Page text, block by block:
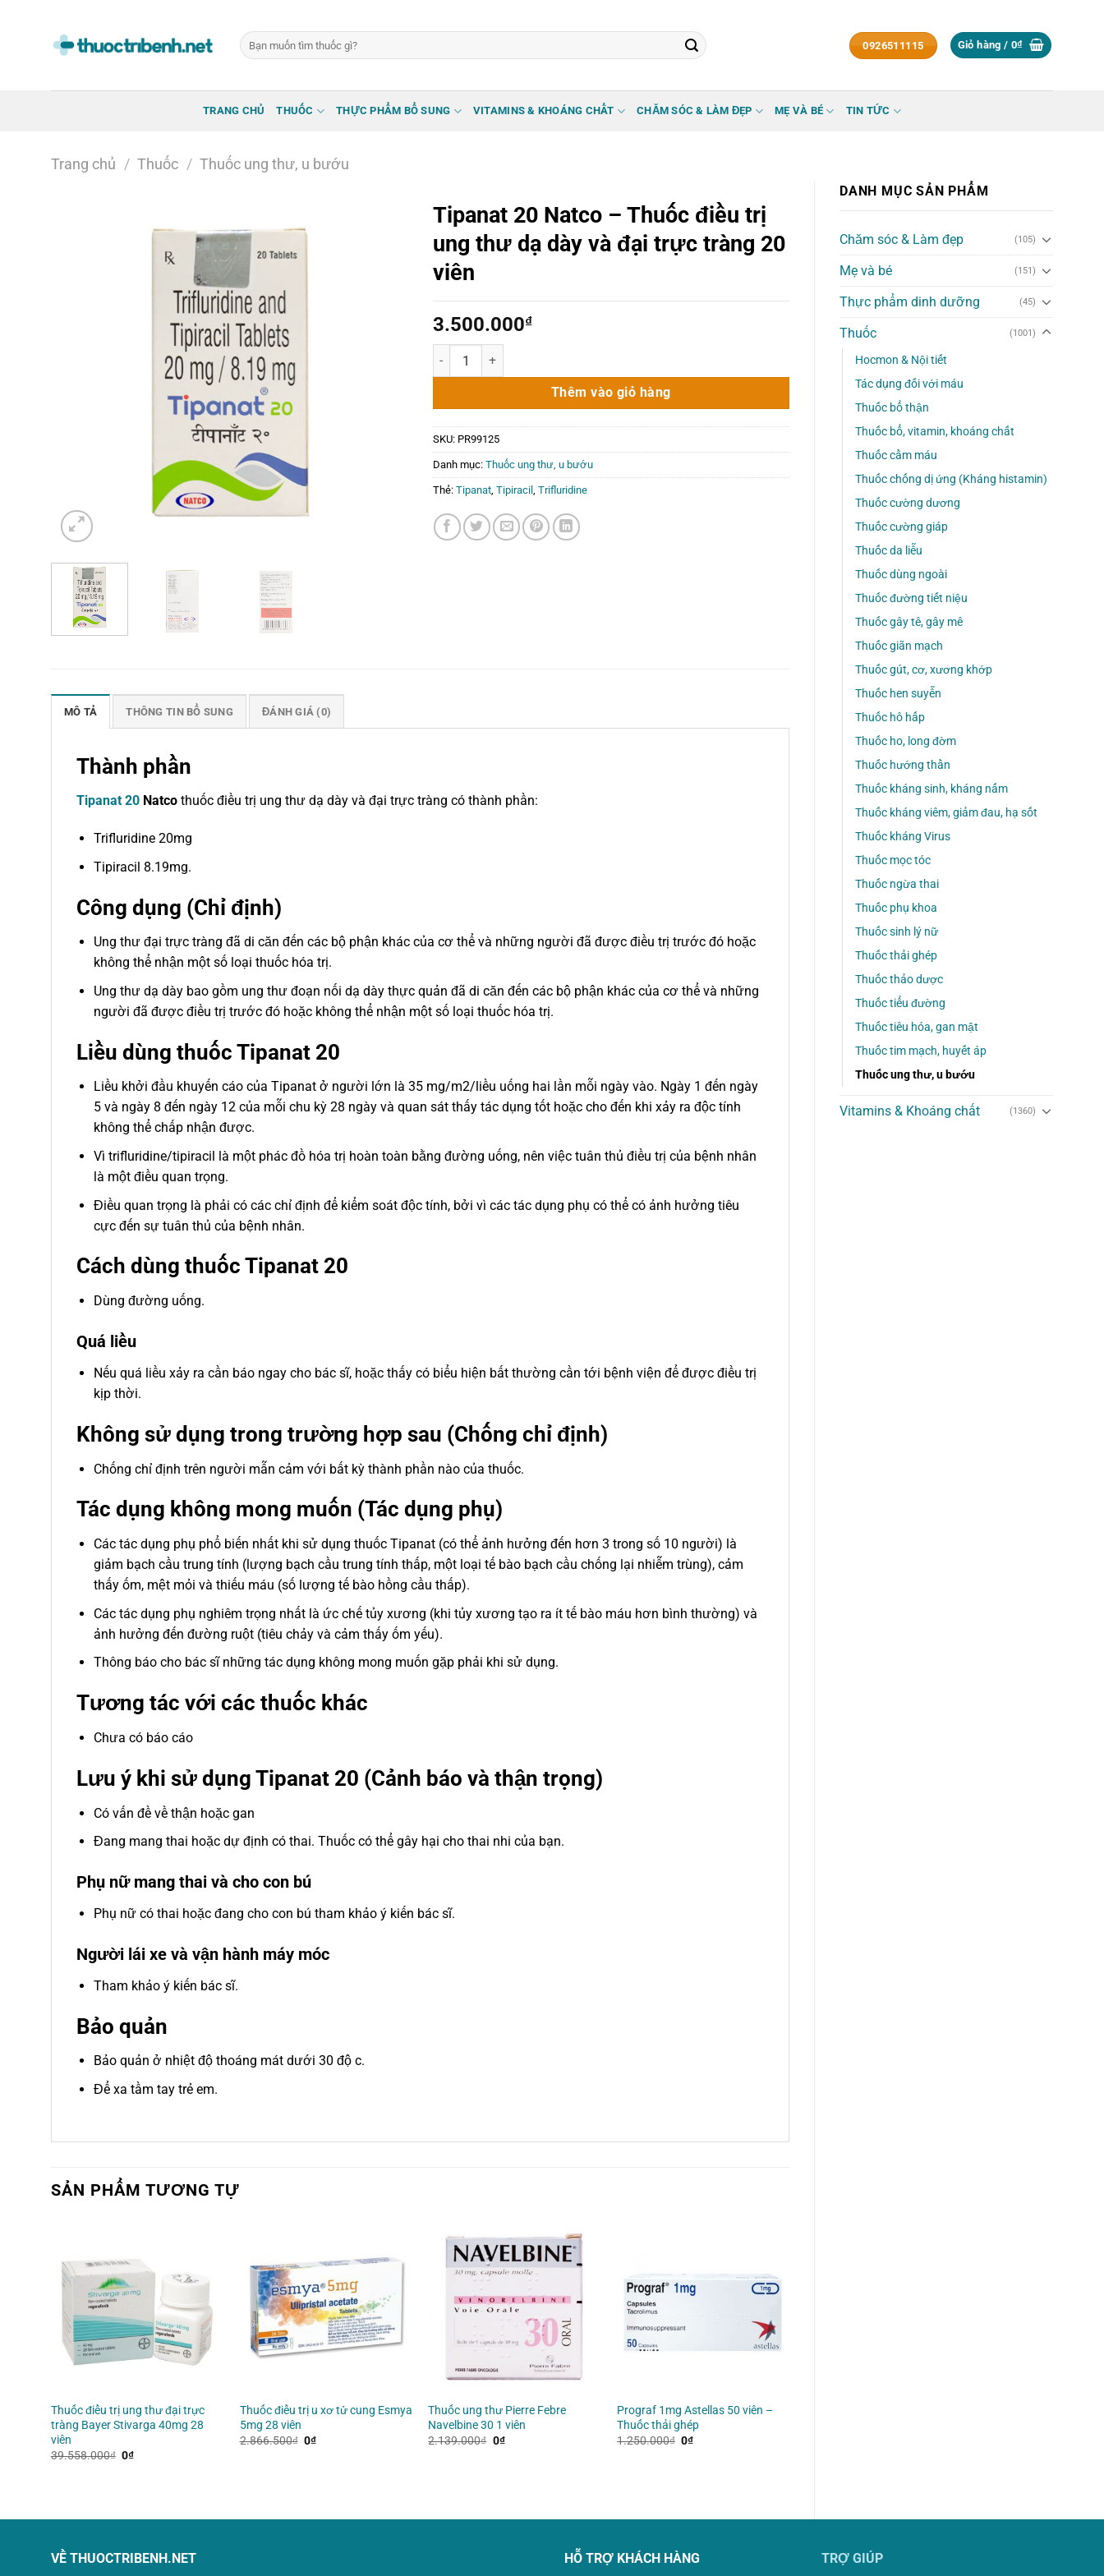
Tìm
kiếm:
0926511115 Giỏ hàng / 0₫
TRANG CHỦ THUỐC THỰC PHẨM BỔ SUNG VITAMINS & KHOÁNG CHẤT CHĂM SÓC & LÀM ĐẸP MẸ VÀ BÉ TIN TỨC
Trang chủ / Thuốc / Thuốc ung thư, u bướu
DANH MỤC SẢN PHẨM
Chăm sóc & Làm đẹp (105)
Mẹ và bé (151)
Thực phẩm dinh dưỡng (45)
Thuốc (1001)
Hocmon & Nội tiết
Tác dụng đối với máu
Thuốc bổ thận
Thuốc bổ, vitamin, khoáng chất
Thuốc cầm máu
Thuốc chống dị ứng (Kháng histamin)
Thuốc cường dương
Thuốc cường giáp
Thuốc da liễu
Thuốc dùng ngoài
Thuốc đường tiết niệu
Thuốc gây tê, gây mê
Thuốc giãn mạch
Thuốc gút, cơ, xương khớp
Thuốc hen suyễn
Thuốc hô hấp
Thuốc ho, long đờm
Thuốc hướng thần
Thuốc kháng sinh, kháng nấm
Thuốc kháng viêm, giảm đau, hạ sốt
Thuốc kháng Virus
Thuốc mọc tóc
Thuốc ngừa thai
Thuốc phụ khoa
Thuốc sinh lý nữ
Thuốc thải ghép
Thuốc thảo dược
Thuốc tiểu đường
Thuốc tiêu hóa, gan mật
Thuốc tim mạch, huyết áp
Thuốc ung thư, u bướu
Vitamins & Khoáng chất (1360)
Tipanat 20 Natco – Thuốc điều trị
ung thư dạ dày và đại trực tràng 20
viên
3.500.000₫
Tipanat 20 Natco – Thuốc điều trị ung thư dạ dày và đại trực tràng 20 viên số lượng
Thêm vào giỏ hàng
SKU: PR99125
Danh mục: Thuốc ung thư, u bướu
Thẻ: Tipanat, Tipiracil Trifluridine
MÔ TẢ THÔNG TIN BỔ SUNG ĐÁNH GIÁ (0)
Thành phần
Tipanat 20 Natco thuốc điều trị ung thư dạ dày và đại trực tràng có thành phần:
Trifluridine 20mg
Tipiracil 8.19mg.
Công dụng (Chỉ định)
Ung thư đại trực tràng đã di căn đến các bộ phận khác của cơ thể và những người đã được điều trị trước đó hoặc
không thể nhận một số loại thuốc hóa trị.
Ung thư dạ dày bao gồm ung thư đoạn nối dạ dày thực quản đã di căn đến các bộ phận khác của cơ thể và những
người đã được điều trị trước đó hoặc không thể nhận một số loại thuốc hóa trị.
Liều dùng thuốc Tipanat 20
Liều khởi đầu khuyến cáo của Tipanat ở người lớn là 35 mg/m2/liều uống hai lần mỗi ngày vào. Ngày 1 đến ngày
5 và ngày 8 đến ngày 12 của mỗi chu kỳ 28 ngày và quan sát thấy tác dụng tốt hoặc cho đến khi xảy ra độc tính
không thể chấp nhận được.
Vì trifluridine/tipiracil là một phác đồ hóa trị hoàn toàn bằng đường uống, nên việc tuân thủ điều trị của bệnh nhân
là một điều quan trọng.
Điều quan trọng là phải có các chỉ định để kiểm soát độc tính, bởi vì các tác dụng phụ có thể có ảnh hưởng tiêu
cực đến sự tuân thủ của bệnh nhân.
Cách dùng thuốc Tipanat 20
Dùng đường uống.
Quá liều
Nếu quá liều xảy ra cần báo ngay cho bác sĩ, hoặc thấy có biểu hiện bất thường cần tới bệnh viện để được điều trị
kịp thời.
Không sử dụng trong trường hợp sau (Chống chỉ định)
Chống chỉ định trên người mẫn cảm với bất kỳ thành phần nào của thuốc.
Tác dụng không mong muốn (Tác dụng phụ)
Các tác dụng phụ phổ biến nhất khi sử dụng thuốc Tipanat (có thể ảnh hưởng đến hơn 3 trong số 10 người) là
giảm bạch cầu trung tính (lượng bạch cầu trung tính thấp, một loại tế bào bạch cầu chống lại nhiễm trùng), cảm
thấy ốm, mệt mỏi và thiếu máu (số lượng tế bào hồng cầu thấp).
Các tác dụng phụ nghiêm trọng nhất là ức chế tủy xương (khi tủy xương tạo ra ít tế bào máu hơn bình thường) và
ảnh hưởng đến đường ruột (tiêu chảy và cảm thấy ốm yếu).
Thông báo cho bác sĩ những tác dụng không mong muốn gặp phải khi sử dụng.
Tương tác với các thuốc khác
Chưa có báo cáo
Lưu ý khi sử dụng Tipanat 20 (Cảnh báo và thận trọng)
Có vấn đề về thận hoặc gan
Đang mang thai hoặc dự định có thai. Thuốc có thể gây hại cho thai nhi của bạn.
Phụ nữ mang thai và cho con bú
Phụ nữ có thai hoặc đang cho con bú tham khảo ý kiến bác sĩ.
Người lái xe và vận hành máy móc
Tham khảo ý kiến bác sĩ.
Bảo quản
Bảo quản ở nhiệt độ thoáng mát dưới 30 độ c.
Để xa tầm tay trẻ em.
SẢN PHẨM TƯƠNG TỰ
Thuốc điều trị ung thư đại trực
tràng Bayer Stivarga 40mg 28
viên
39.558.000₫ Giá
0₫Giá
Thuốc điều trị u xơ tử cung Esmya
5mg 28 viên
2.866.500₫ Giá
0₫Giá
Thuốc ung thư Pierre Febre
Navelbine 30 1 viên
2.139.000₫ Giá
0₫Giá
Prograf 1mg Astellas 50 viên –
Thuốc thải ghép
1.250.000₫ Giá
0₫Giá
VỀ THUOCTRIBENH.NET HỖ TRỢ KHÁCH HÀNG TRỢ GIÚP